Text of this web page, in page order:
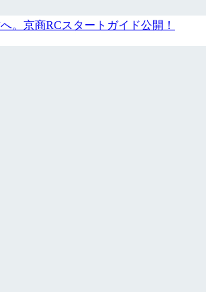
。京商RCスタートガイド公開！